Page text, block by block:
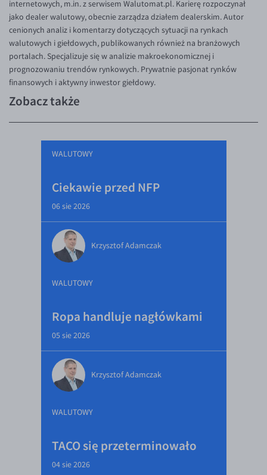
internetowych, m.in. z serwisem Walutomat.pl. Karierę rozpoczynał
jako dealer walutowy, obecnie zarządza działem dealerskim. Autor
cenionych analiz i komentarzy dotyczących sytuacji na rynkach
walutowych i giełdowych, publikowanych również na branżowych
portalach. Specjalizuje się w analizie makroekonomicznej i
prognozowaniu trendów rynkowych. Prywatnie pasjonat rynków
finansowych i aktywny inwestor giełdowy.
Zobacz także
WALUTOWY
Ciekawie przed NFP
06 sie 2026
Krzysztof Adamczak
WALUTOWY
Ropa handluje nagłówkami
05 sie 2026
Krzysztof Adamczak
WALUTOWY
TACO się przeterminowało
04 sie 2026